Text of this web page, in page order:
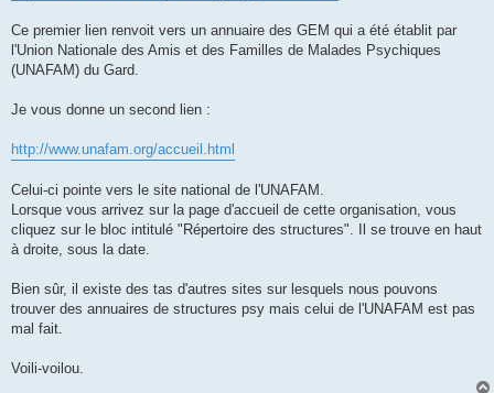
Ce premier lien renvoit vers un annuaire des GEM qui a été établit par
l'Union Nationale des Amis et des Familles de Malades Psychiques
(UNAFAM) du Gard.
Je vous donne un second lien :
http://www.unafam.org/accueil.html
Celui-ci pointe vers le site national de l'UNAFAM.
Lorsque vous arrivez sur la page d'accueil de cette organisation, vous
cliquez sur le bloc intitulé "Répertoire des structures". Il se trouve en haut
à droite, sous la date.
Bien sûr, il existe des tas d'autres sites sur lesquels nous pouvons
trouver des annuaires de structures psy mais celui de l'UNAFAM est pas
mal fait.
Voili-voilou.